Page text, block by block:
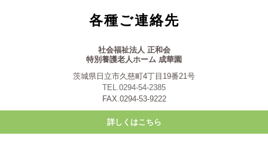
各種ご連絡先
社会福祉法人 正和会
特別養護老人ホーム 成華園
茨城県日立市久慈町4丁目19番21号
TEL.0294-54-2385
FAX.0294-53-9222
詳しくはこちら